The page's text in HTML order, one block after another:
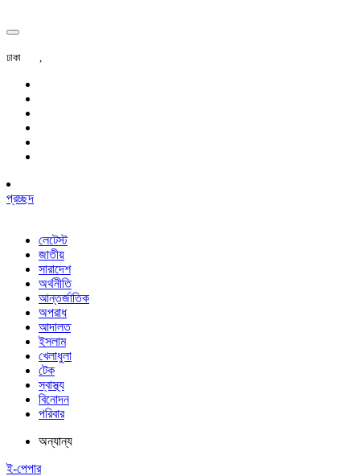
ঢাকা ,
প্রচ্ছদ
লেটেস্ট
জাতীয়
সারাদেশ
অর্থনীতি
আন্তর্জাতিক
অপরাধ
আদালত
ইসলাম
খেলাধুলা
টেক
স্বাস্থ্য
বিনোদন
পরিবার
অন্যান্য
ই-পেপার